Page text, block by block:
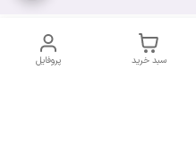
پروفایل سبد خرید